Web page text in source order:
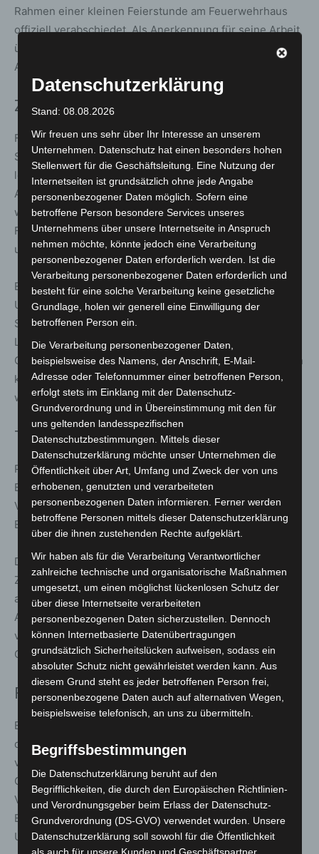
Rahmen einer kleinen Feierstunde am Feuerwehrhaus
offiziell verabschiedet. Als Anerkennung für seine Arbeit
überreichten ihm die Kameradinnen und Kameraden ein
Abschiedsgeschenk.
Ziele für die kommenden Jahre
Für ihre Amtszeit haben Kauke und Rintelmann klare
Schwerpunkte formuliert. Im Mittelpunkt stehen eine
leistungsfähige Einsatzabteilung, eine zeitgemäße
Ausbildung sowie eine aktive Nachwuchsarbeit. Ebenso
wichtig ist ihnen ein offenes Miteinander innerhalb der
Feuerwehr, getragen von Kameradschaft, Zusammenhalt
und gegenseitigem Austausch.
Ein weiterer Fokus liegt auf der Aus- und Fortbildung im
Umgang mit moderner Technik. Mit dem neuen
Sonderlöschfahrzeug und dem Hochdruck-Schneid- und
Löschsystem „Cobra Cold Cut System“ verfügt die
Ortsfeuerwehr über spezialisierte Ausrüstung, die in den
kommenden Jahren intensiv geschult und
weiterentwickelt werden soll.
Technik, Planung und Zusammenarbeit
Parallel dazu laufen bereits erste Planungen für die
Beschaffung eines neuen Tanklöschfahrzeugs. Dieses
Vorhaben gilt als wichtiger Baustein für die zukünftige
Einsatzfähigkeit der Feuerwehr.
Darüber hinaus möchten die neuen Führungskräfte die
Zusammenarbeit mit den Nachbarfeuerwehren weiter
ausbauen. Gemeinsame Einsätze, Übungen und
Ausbildungsangebote sollen künftig noch stärker
verzahnt werden. Auch die Kameradschaftspflege über
Ortsgrenzen hinweg spielt dabei eine zentrale Rolle.
Feuerwehr als Teil der Dorfgemeinschaft
Ein besonderes Anliegen ist zudem die enge Einbindung
der Feuerwehr in das Dorfleben. Die Ortsfeuerwehr
versteht sich als fester Bestandteil der Großenheidorner
Gemeinschaft und möchte die Zusammenarbeit mit
Vereinen und Organisationen weiter stärken.
Ehrenamtliches Engagement und gegenseitige
Unterstützung gelten dabei als zentrale Werte.
Datenschutzerklärung
Stand: 08.08.2026
Wir freuen uns sehr über Ihr Interesse an unserem
Unternehmen. Datenschutz hat einen besonders hohen
Stellenwert für die Geschäftsleitung. Eine Nutzung der
Internetseiten ist grundsätzlich ohne jede Angabe
personenbezogener Daten möglich. Sofern eine
betroffene Person besondere Services unseres
Unternehmens über unsere Internetseite in Anspruch
nehmen möchte, könnte jedoch eine Verarbeitung
personenbezogener Daten erforderlich werden. Ist die
Verarbeitung personenbezogener Daten erforderlich und
besteht für eine solche Verarbeitung keine gesetzliche
Grundlage, holen wir generell eine Einwilligung der
betroffenen Person ein.
Die Verarbeitung personenbezogener Daten,
beispielsweise des Namens, der Anschrift, E-Mail-
Adresse oder Telefonnummer einer betroffenen Person,
erfolgt stets im Einklang mit der Datenschutz-
Grundverordnung und in Übereinstimmung mit den für
uns geltenden landesspezifischen
Datenschutzbestimmungen. Mittels dieser
Datenschutzerklärung möchte unser Unternehmen die
Öffentlichkeit über Art, Umfang und Zweck der von uns
erhobenen, genutzten und verarbeiteten
personenbezogenen Daten informieren. Ferner werden
betroffene Personen mittels dieser Datenschutzerklärung
über die ihnen zustehenden Rechte aufgeklärt.
Wir haben als für die Verarbeitung Verantwortlicher
zahlreiche technische und organisatorische Maßnahmen
umgesetzt, um einen möglichst lückenlosen Schutz der
über diese Internetseite verarbeiteten
personenbezogenen Daten sicherzustellen. Dennoch
können Internetbasierte Datenübertragungen
grundsätzlich Sicherheitslücken aufweisen, sodass ein
absoluter Schutz nicht gewährleistet werden kann. Aus
diesem Grund steht es jeder betroffenen Person frei,
personenbezogene Daten auch auf alternativen Wegen,
beispielsweise telefonisch, an uns zu übermitteln.
Begriffsbestimmungen
Die Datenschutzerklärung beruht auf den
Begrifflichkeiten, die durch den Europäischen Richtlinien-
und Verordnungsgeber beim Erlass der Datenschutz-
Grundverordnung (DS-GVO) verwendet wurden. Unsere
Datenschutzerklärung soll sowohl für die Öffentlichkeit